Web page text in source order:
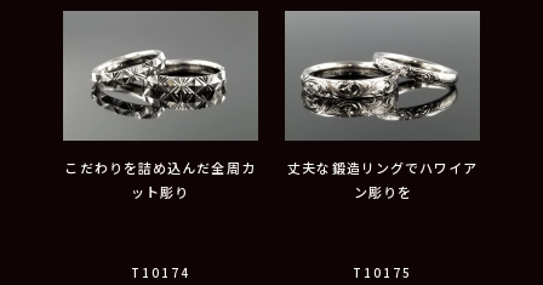
こだわりを詰め込んだ全周カ
ット彫り
T10174
丈夫な鍛造リングでハワイア
ン彫りを
T10175